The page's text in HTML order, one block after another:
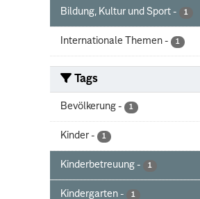
Bildung, Kultur und Sport - 1
Internationale Themen - 1
Tags
Bevölkerung - 1
Kinder - 1
Kinderbetreuung - 1
Kindergarten - 1